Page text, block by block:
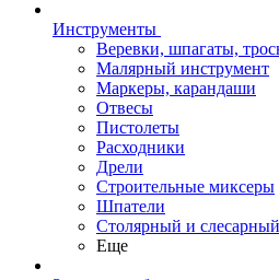
Инструменты
Веревки, шпагаты,
Малярный инструмент
Маркеры, карандаши
Отвесы
Пистолеты
Расходники
Дрели
Строительные миксеры
Шпатели
Столярный и
Еще